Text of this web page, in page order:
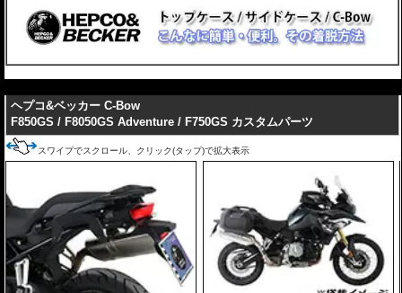
ヘプコ&ベッカー C-Bow
F850GS / F8050GS Adventure / F750GS カスタムパーツ
スワイプでスクロール、クリック(タップ)で拡大表示